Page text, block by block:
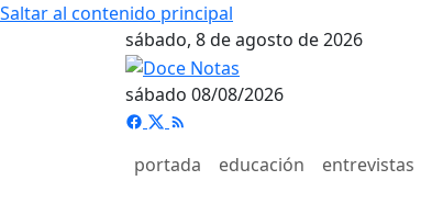
Saltar al contenido principal
sábado, 8 de agosto de 2026
sábado 08/08/2026
portada educación entrevistas